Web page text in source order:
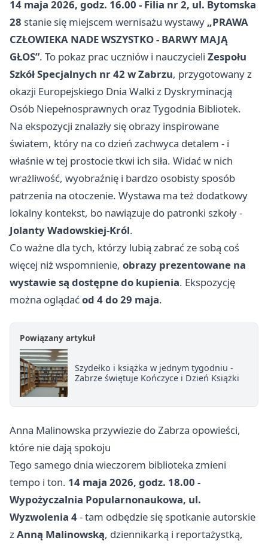
14 maja 2026, godz. 16.00 - Filia nr 2, ul. Bytomska
28 stanie się miejscem wernisażu wystawy „PRAWA
CZŁOWIEKA NADE WSZYSTKO - BARWY MAJĄ
GŁOS”. To pokaz prac uczniów i nauczycieli Zespołu
Szkół Specjalnych nr 42 w Zabrzu, przygotowany z
okazji Europejskiego Dnia Walki z Dyskryminacją
Osób Niepełnosprawnych oraz Tygodnia Bibliotek.
Na ekspozycji znalazły się obrazy inspirowane
światem, który na co dzień zachwyca detalem - i
właśnie w tej prostocie tkwi ich siła. Widać w nich
wrażliwość, wyobraźnię i bardzo osobisty sposób
patrzenia na otoczenie. Wystawa ma też dodatkowy
lokalny kontekst, bo nawiązuje do patronki szkoły -
Jolanty Wadowskiej-Król.
Co ważne dla tych, którzy lubią zabrać ze sobą coś
więcej niż wspomnienie, obrazy prezentowane na
wystawie są dostępne do kupienia. Ekspozycję
można oglądaćod 4 do 29 maja.
Powiązany artykuł
Szydełko i książka w jednym tygodniu -
Zabrze świętuje Kończyce i Dzień Książki
Anna Malinowska przywiezie do Zabrza opowieści,
które nie dają spokoju
Tego samego dnia wieczorem biblioteka zmieni
tempo i ton. 14 maja 2026, godz. 18.00 -
Wypożyczalnia Popularnonaukowa, ul.
Wyzwolenia 4- tam odbędzie się spotkanie autorskie
zAnną Malinowską, dziennikarką i reportażystką,